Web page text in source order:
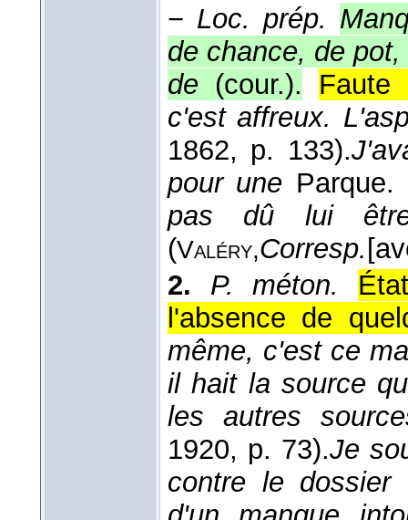
− Loc. prép.
de chance, de
de (cour.).
Faute
c'est affreux.
1862, p. 133).
pour une Parque.
pas dû lui être
(Valéry,Corresp.
2.
P. méton.
l'absence de
même, c'est ce
il hait la source
les autres
1920, p. 73).Je
contre le dossier